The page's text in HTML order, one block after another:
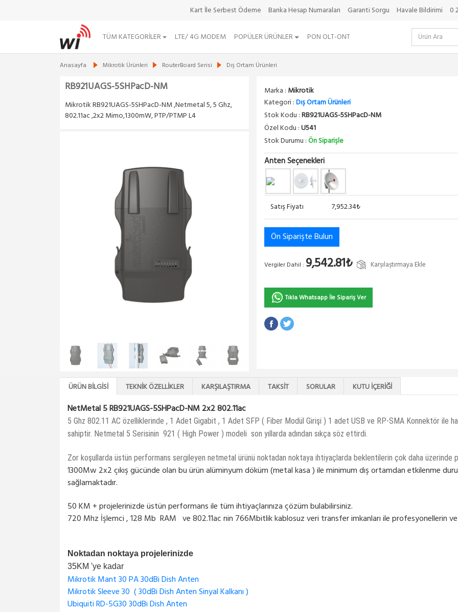
Kart İle Serbest Ödeme Banka Hesap Numaraları Garanti Sorgu Havale Bildirimi 0
TÜM KATEGORILER LTE/ 4G MODEM POPÜLER ÜRÜNLER PON OLT-ONT
Anasayfa Mikrotik Ürünleri RouterBoard Serisi Dış Ortam Ürünleri
RB921UAGS-5SHPacD-NM
Mikrotik RB921UAGS-5SHPacD-NM ,Netmetal 5, 5 Ghz,
802.11ac ,2x2 Mimo,1300mW, PTP/PTMP L4
Marka : Mikrotik
Kategori :Dış Ortam Ürünleri
Stok Kodu :RB921UAGS-5SHPacD-NM
Özel Kodu :U541
Stok Durumu :Ön Siparişle
Anten Seçenekleri
Satış Fiyatı 7,952.34₺
Ön Siparişte Bulun
Vergiler Dahil : 9,542.81₺ Karşılaştırmaya Ekle
Tıkla Whatsapp İle Sipariş Ver
ÜRÜN BILGISI TEKNIK ÖZELLIKLER KARŞILAŞTIRMA TAKSIT SORULAR KUTU İÇERIĞI
NetMetal 5 RB921UAGS-5SHPacD-NM 2x2 802.11ac
5 Ghz 802.11 AC özelliklerinde , 1 Adet Gigabit , 1 Adet SFP ( Fiber Modül Girişi ) 1 adet USB ve RP-SMA Konnektör ile
sahiptir. Netmetal 5 Serisinin 921 ( High Power ) modeli son yıllarda adından sıkça söz ettirdi.
Zor koşullarda üstün performans sergileyen netmetal ürünü noktadan noktaya ihtiyaçlarda beklentilerin çok daha üzerinde
1300Mw 2x2 çıkış gücünde olan bu ürün alüminyum döküm (metal kasa ) ile minimum dış ortamdan etkilenme
sağlamaktadır.
50 KM + projelerinizde üstün performans ile tüm ihtiyaçlarınıza çözüm bulabilirsiniz.
720 Mhz İşlemci , 128 Mb RAM ve 802.11ac nin 766Mbitlik kablosuz veri transfer imkanları ile profesyonellerin ve
Noktadan noktaya projelerinizde
35KM 'ye kadar
Mikrotik Mant 30 PA 30dBi Dish Anten
Mikrotik Sleeve 30 ( 30dBi Dish Anten Sinyal Kalkanı )
Ubiquiti RD-5G30 30dBi Dish Anten